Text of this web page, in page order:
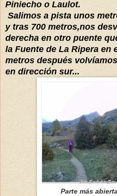
Piniecho o Laulot.
Salimos a pista unos
y tras 700 metros,nos
derecha en otro puente
la Fuente de La Ripera en
metros después
en dirección sur...
Parte más